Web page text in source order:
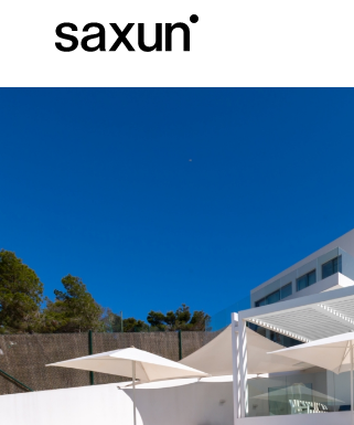
Persianas enrollables y cajones
Hoteles, restaurantes y cafeterías